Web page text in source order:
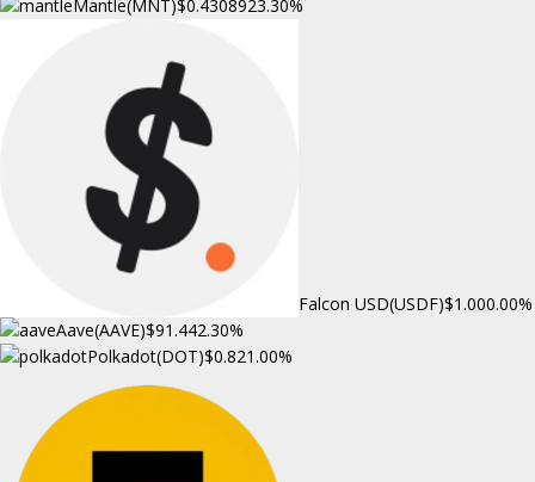
Mantle(MNT)$0.4308923.30%
Falcon USD(USDF)$1.000.00%
Aave(AAVE)$91.442.30%
Polkadot(DOT)$0.821.00%